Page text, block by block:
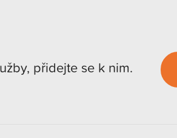
přidejte se k nim.